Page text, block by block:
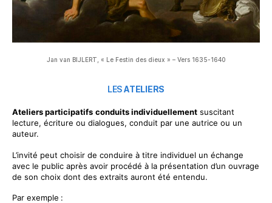
Jan van BIJLERT, « Le Festin des dieux » – Vers 1635-1640
LESATELIERS
Ateliers participatifs conduits individuellement suscitant
lecture, écriture ou dialogues, conduit par une autrice ou un
auteur.
L’invité peut choisir de conduire à titre individuel un échange
avec le public après avoir procédé à la présentation d’un ouvrage
de son choix dont des extraits auront été entendu.
Par exemple :